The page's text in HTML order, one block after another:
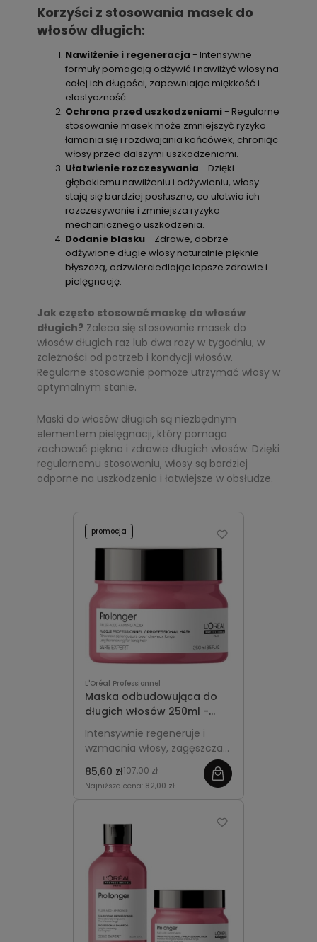
Korzyści z stosowania masek do
włosów długich:
Nawilżenie i regeneracja - Intensywne
formuły pomagają odżywić i nawilżyć włosy na
całej ich długości, zapewniając miękkość i
elastyczność.
Ochrona przed uszkodzeniami- Regularne
stosowanie masek może zmniejszyć ryzyko
łamania się i rozdwajania końcówek, chroniąc
włosy przed dalszymi uszkodzeniami.
Ułatwienie rozczesywania - Dzięki
głębokiemu nawilżeniu i odżywieniu, włosy
stają się bardziej posłuszne, co ułatwia ich
rozczesywanie i zmniejsza ryzyko
mechanicznego uszkodzenia.
Dodanie blasku- Zdrowe, dobrze
odżywione długie włosy naturalnie pięknie
błyszczą, odzwierciedlając lepsze zdrowie i
pielęgnację.
Jak często stosować maskę do włosów
długich? Zaleca się stosowanie masek do
włosów długich raz lub dwa razy w tygodniu, w
zależności od potrzeb i kondycji włosów.
Regularne stosowanie pomoże utrzymać włosy w
optymalnym stanie.
Maski do włosów długich są niezbędnym
elementem pielęgnacji, który pomaga
zachować piękno i zdrowie długich włosów. Dzięki
regularnemu stosowaniu, włosy są bardziej
odporne na uszkodzenia i łatwiejsze w obsłudze.
L'Oréal Professionnel
Maska odbudowująca do
długich włosów 250ml -
L'Oréal Professionnel Pro
Longer
Intensywnie regeneruje i
wzmacnia włosy, zagęszcza
końcówki i nadaje fryzurze
zdrowy oraz pełniejszy
wygląd.
85,60 zł107,00 zł
Najniższa cena: 82,00 zł
promocja